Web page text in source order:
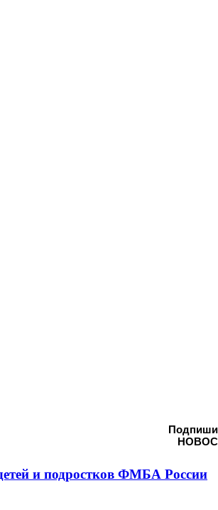
и подростков ФМБА России